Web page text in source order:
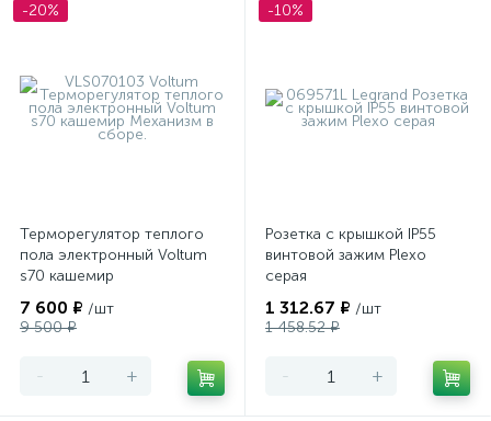
-20%
Терморегулятор теплого
пола электронный Voltum
s70 кашемир
7 600 ₽ /шт
9 500 ₽
- +
-10%
Розетка с крышкой IP55
винтовой зажим Plexo
серая
1 312.67 ₽ /шт
1 458.52 ₽
- +